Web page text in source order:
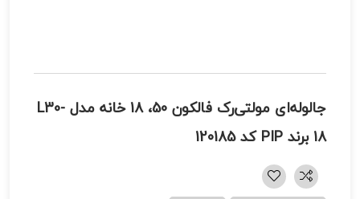
جالوله‌ای مولتی‌رک فالکون 50، 18 خانه مدل L30-
18 برند PIP کد 120185